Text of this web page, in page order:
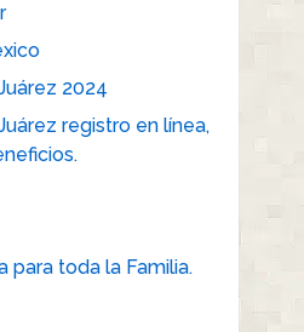
2024
registro en línea,
para toda la Familia.